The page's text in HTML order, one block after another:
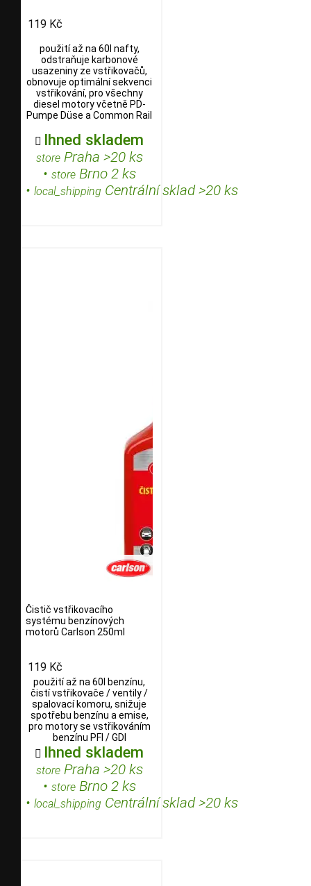
119 Kč
použití až na 60l nafty,
odstraňuje karbonové
usazeniny ze vstřikovačů,
obnovuje optimální sekvenci
vstřikování, pro všechny
diesel motory včetně PD-
Pumpe Düse a Common Rail
 Ihned skladem
storePraha >20 ks
• storeBrno 2 ks
• local_shipping Centrální sklad >20 ks
Čistič vstřikovacího
systému benzínových
motorů Carlson 250ml
119 Kč
použití až na 60l benzínu,
čistí vstřikovače / ventily /
spalovací komoru, snižuje
spotřebu benzínu a emise,
pro motory se vstřikováním
benzínu PFI / GDI
 Ihned skladem
storePraha >20 ks
• storeBrno 2 ks
• local_shipping Centrální sklad >20 ks